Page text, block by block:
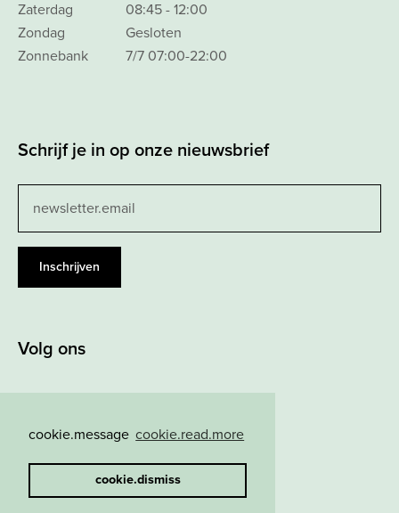
cookie.message cookie.read.more
cookie.dismiss
Zaterdag
08:45 - 12:00
Zondag
Gesloten
Zonnebank
7/7 07:00-22:00
Schrijf je in op onze nieuwsbrief
field
blankInschrijven
Volg ons
WEBSITE DOOR